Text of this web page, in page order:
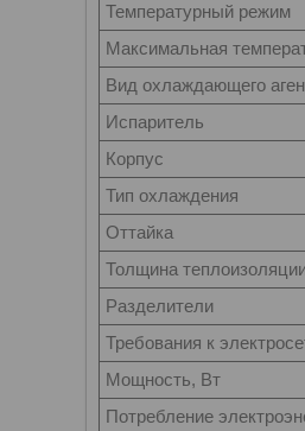
Температурный режим
Максимальная
Вид охлаждающего
Испаритель
Корпус
Тип охлаждения
Оттайка
Толщина
Разделители
Требования к
Мощность, Вт
Потребление